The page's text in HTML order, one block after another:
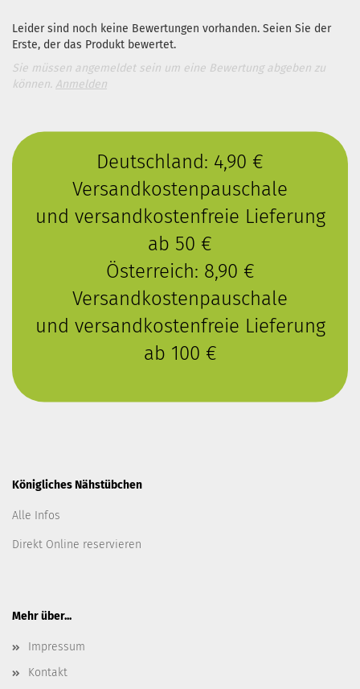
Leider sind noch keine Bewertungen vorhanden. Seien Sie der
Erste, der das Produkt bewertet.
Sie müssen angemeldet sein um eine Bewertung abgeben zu
können. Anmelden
Deutschland: 4,90 €
Versandkostenpauschale
und versandkostenfreie Lieferung
ab 50 €
Österreich: 8,90 €
Versandkostenpauschale
und versandkostenfreie Lieferung
ab 100 €
Königliches Nähstübchen
Alle Infos
Direkt Online reservieren
Mehr über...
Impressum
Kontakt